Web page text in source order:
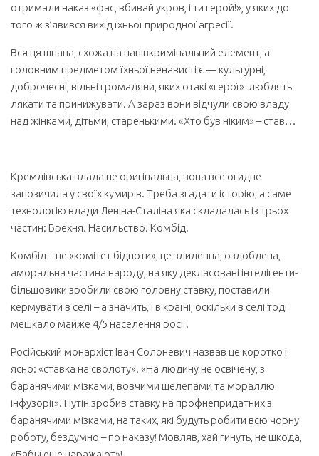
отримали наказ «фас, вбивай укров, і ти герой!», у яких до
того ж з’явився вихід їхньої природної агресії.
Вся ця шпана, схожа на напівкримінальний елемент, а
головним предметом їхньої ненависті є — культурні,
доброчесні, вільні громадяни, яких отакі «герої» люблять
лякати та принижувати. А зараз вони відчули свою владу
над жінками, дітьми, старенькими. «Хто був ніким» – став…
Кремлівська влада не оригінальна, вона все огидне
запозичила у своїх кумирів. Треба згадати історію, а саме
технологію влади Леніна-Сталіна яка складалась із трьох
частин: Брехня. Насильство. Комбід.
Комбід – це «комітет бідноти», це злиденна, озлоблена,
аморальна частина народу, на яку декласовані інтелігенти-
більшовики зробили свою головну ставку, поставили
кермувати в селі – а значить, і в країні, оскільки в селі тоді
мешкало майже 4/5 населення росії.
Російський монархіст Іван Солоневич назвав це коротко і
ясно: «ставка на сволоту». «На людину не освічену, з
баранячими мізками, вовчими щелепами та мораллю
інфузорії». Путін зробив ставку на профнепридатних з
баранячими мізками, на таких, які будуть робити всю чорну
роботу, бездумно – по наказу! Мовляв, хай гинуть, не шкода,